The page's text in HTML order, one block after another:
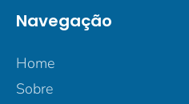
Navegação
Home
Sobre